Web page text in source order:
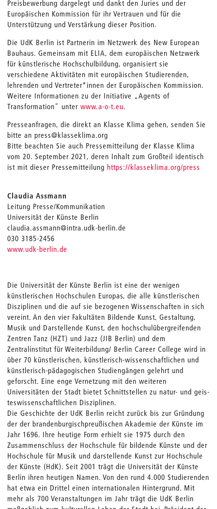
Preisbewerbung dargelegt und dankt den Juries und der
Europäischen Kommission für ihr Vertrauen und für die
Unterstützung und Verstärkung dieser Position.
Die UdK Berlin ist Partnerin im Netzwerk des New European
Bauhaus. Gemeinsam mit ELIA, dem europäischen Netzwerk
für künstlerische Hochschulbildung, organisiert sie
verschiedene Aktivitäten mit europäischen Studierenden,
lehrenden und Vertreter*innen der Europäischen Kommission.
Weitere Informationen zu der Initiative „Agents of
Transformation" unter www.a-o-t.eu.
Presseanfragen, die direkt an Klasse Klima gehen, senden Sie
bitte an press@klasseklima.org
Bitte beachten Sie auch Pressemitteilung der Klasse Klima
vom 20. September 2021, deren Inhalt zum Großteil identisch
ist mit dieser Pressemitteilung https://klasseklima.org/press
Claudia Assmann
Leitung Presse/Kommunikation
Universität der Künste Berlin
claudia.assmann@intra.udk-berlin.de
030 3185-2456
www.udk-berlin.de
Die Universität der Künste Berlin ist eine der wenigen
künstlerischen Hochschulen Europas, die alle künstlerischen
Disziplinen und die auf sie bezogenen Wissenschaften in sich
vereint. An den vier Fakultäten Bildende Kunst, Gestaltung,
Musik und Darstellende Kunst, den hochschulübergreifenden
Zentren Tanz (HZT) und Jazz (JIB Berlin) und dem
Zentralinstitut für Weiterbildung/ Berlin Career College wird in
über 70 künstlerischen, künstlerisch-wissen­schaftlichen und
künstlerisch-pädagogischen Studiengängen gelehrt und
geforscht. Eine enge Vernetzung mit den weiteren
Universitäten der Stadt bietet Schnittstellen zu natur- und geis­
teswissenschaftlichen Disziplinen.
Die Geschichte der UdK Berlin reicht zurück bis zur Gründung
der der brandenburgisch­preußischen Akademie der Künste im
Jahr 1696. Ihre heutige Form erhielt sie 1975 durch den
Zusammenschluss der Hochschule für bildende Künste und der
Hochschule für Musik und darstellende Kunst zur Hochschule
der Künste (HdK). Seit 2001 trägt die Universität der Künste
Berlin ihren heutigen Namen. Von den rund 4.000 Studierenden
hat etwa ein Drittel einen internationalen Hintergrund. Mit
mehr als 700 Veranstaltungen im Jahr trägt die UdK Berlin